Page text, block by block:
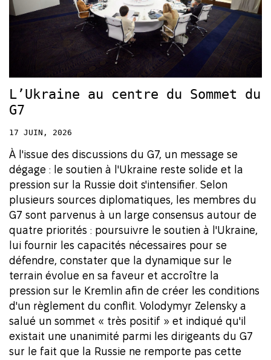
L’Ukraine au centre du Sommet du
G7
17 JUIN, 2026
À l'issue des discussions du G7, un message se
dégage : le soutien à l'Ukraine reste solide et la
pression sur la Russie doit s'intensifier. Selon
plusieurs sources diplomatiques, les membres du
G7 sont parvenus à un large consensus autour de
quatre priorités : poursuivre le soutien à l'Ukraine,
lui fournir les capacités nécessaires pour se
défendre, constater que la dynamique sur le
terrain évolue en sa faveur et accroître la
pression sur le Kremlin afin de créer les conditions
d'un règlement du conflit. Volodymyr Zelensky a
salué un sommet « très positif » et indiqué qu'il
existait une unanimité parmi les dirigeants du G7
sur le fait que la Russie ne remporte pas cette